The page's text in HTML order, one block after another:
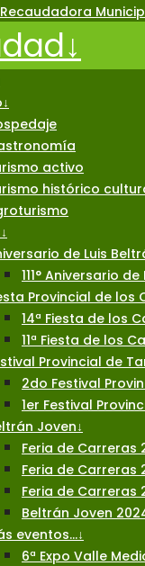
↓
↓
activo
histórico
↓
de Luis
111° Aniversario
Provincial de los
14ª Fiesta de los
11ª Fiesta de los
Provincial de
2do Festival
1er Festival
Joven↓
Feria de Carreras
Feria de Carreras
Feria de Carreras
Beltrán Joven
eventos…↓
6ª Expo Valle